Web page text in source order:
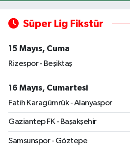
Süper Lig Fikstür
15 Mayıs, Cuma
Rizespor - Beşiktaş
16 Mayıs, Cumartesi
Fatih Karagümrük - Alanyaspor
Gaziantep FK - Başakşehir
Samsunspor - Göztepe